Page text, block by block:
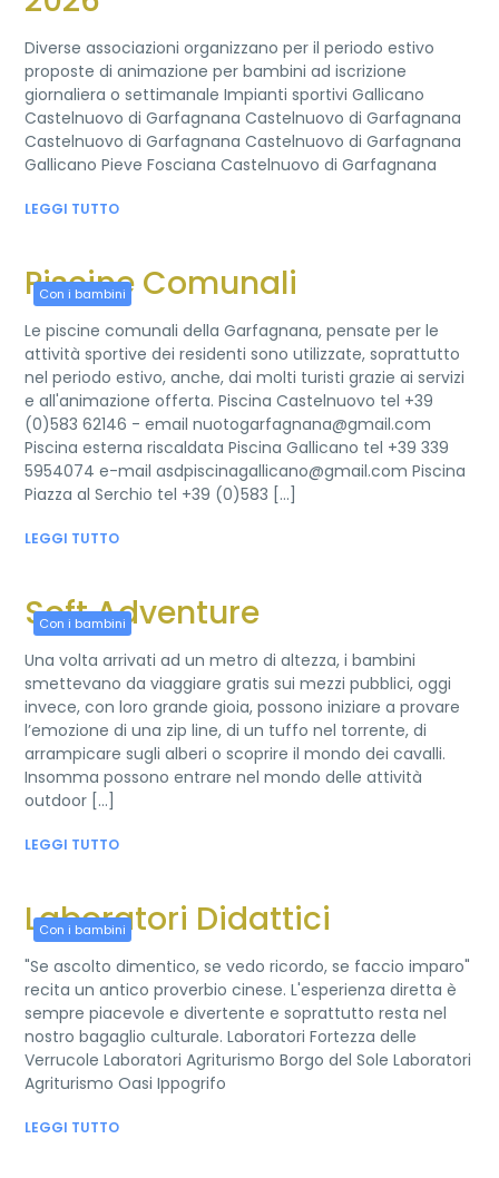
Diverse associazioni organizzano per il periodo estivo
proposte di animazione per bambini ad iscrizione
giornaliera o settimanale Impianti sportivi Gallicano
Castelnuovo di Garfagnana Castelnuovo di Garfagnana
Castelnuovo di Garfagnana Castelnuovo di Garfagnana
Gallicano Pieve Fosciana Castelnuovo di Garfagnana
LEGGI TUTTO
Con i bambini
Piscine Comunali
Le piscine comunali della Garfagnana, pensate per le
attività sportive dei residenti sono utilizzate, soprattutto
nel periodo estivo, anche, dai molti turisti grazie ai servizi
e all'animazione offerta. Piscina Castelnuovo tel +39
(0)583 62146 - email nuotogarfagnana@gmail.com
Piscina esterna riscaldata Piscina Gallicano tel +39 339
5954074 e-mail asdpiscinagallicano@gmail.com Piscina
Piazza al Serchio tel +39 (0)583 [...]
LEGGI TUTTO
Con i bambini
Soft Adventure
Una volta arrivati ad un metro di altezza, i bambini
smettevano da viaggiare gratis sui mezzi pubblici, oggi
invece, con loro grande gioia, possono iniziare a provare
l’emozione di una zip line, di un tuffo nel torrente, di
arrampicare sugli alberi o scoprire il mondo dei cavalli.
Insomma possono entrare nel mondo delle attività
outdoor [...]
LEGGI TUTTO
Con i bambini
Laboratori Didattici
"Se ascolto dimentico, se vedo ricordo, se faccio imparo"
recita un antico proverbio cinese. L'esperienza diretta è
sempre piacevole e divertente e soprattutto resta nel
nostro bagaglio culturale. Laboratori Fortezza delle
Verrucole Laboratori Agriturismo Borgo del Sole Laboratori
Agriturismo Oasi Ippogrifo
LEGGI TUTTO